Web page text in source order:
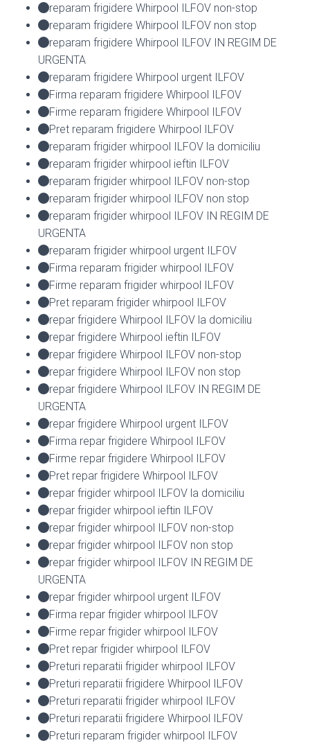
reparam frigidere Whirpool ILFOV non-stop
reparam frigidere Whirpool ILFOV non stop
reparam frigidere Whirpool ILFOV IN REGIM DE
URGENTA
reparam frigidere Whirpool urgent ILFOV
Firma reparam frigidere Whirpool ILFOV
Firme reparam frigidere Whirpool ILFOV
Pret reparam frigidere Whirpool ILFOV
reparam frigider whirpool ILFOV la domiciliu
reparam frigider whirpool ieftin ILFOV
reparam frigider whirpool ILFOV non-stop
reparam frigider whirpool ILFOV non stop
reparam frigider whirpool ILFOV IN REGIM DE
URGENTA
reparam frigider whirpool urgent ILFOV
Firma reparam frigider whirpool ILFOV
Firme reparam frigider whirpool ILFOV
Pret reparam frigider whirpool ILFOV
repar frigidere Whirpool ILFOV la domiciliu
repar frigidere Whirpool ieftin ILFOV
repar frigidere Whirpool ILFOV non-stop
repar frigidere Whirpool ILFOV non stop
repar frigidere Whirpool ILFOV IN REGIM DE
URGENTA
repar frigidere Whirpool urgent ILFOV
Firma repar frigidere Whirpool ILFOV
Firme repar frigidere Whirpool ILFOV
Pret repar frigidere Whirpool ILFOV
repar frigider whirpool ILFOV la domiciliu
repar frigider whirpool ieftin ILFOV
repar frigider whirpool ILFOV non-stop
repar frigider whirpool ILFOV non stop
repar frigider whirpool ILFOV IN REGIM DE
URGENTA
repar frigider whirpool urgent ILFOV
Firma repar frigider whirpool ILFOV
Firme repar frigider whirpool ILFOV
Pret repar frigider whirpool ILFOV
Preturi reparatii frigider whirpool ILFOV
Preturi reparatii frigidere Whirpool ILFOV
Preturi reparatii frigider whirpool ILFOV
Preturi reparatii frigidere Whirpool ILFOV
Preturi reparam frigider whirpool ILFOV